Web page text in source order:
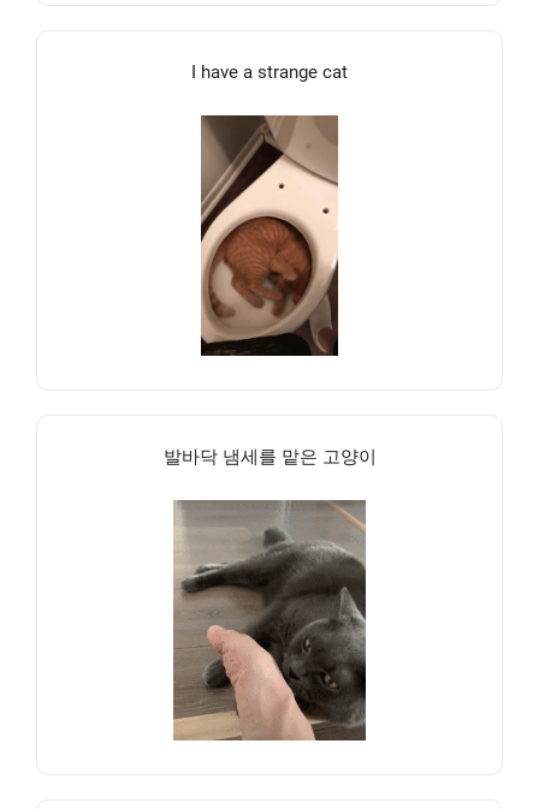
I have a strange cat
발바닥 냄세를 맡은 고양이